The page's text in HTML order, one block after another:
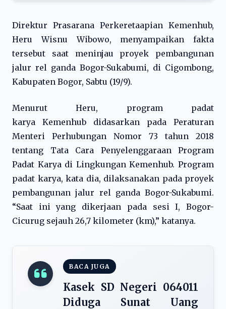
Direktur Prasarana Perkeretaapian Kemenhub,
Heru Wisnu Wibowo, menyampaikan fakta
tersebut saat meninjau proyek pembangunan
jalur rel ganda Bogor-Sukabumi, di Cigombong,
Kabupaten Bogor, Sabtu (19/9).
Menurut Heru, program padat
karya Kemenhub didasarkan pada Peraturan
Menteri Perhubungan Nomor 73 tahun 2018
tentang Tata Cara Penyelenggaraan Program
Padat Karya di Lingkungan Kemenhub. Program
padat karya, kata dia, dilaksanakan pada proyek
pembangunan jalur rel ganda Bogor-Sukabumi.
“Saat ini yang dikerjaan pada sesi I, Bogor-
Cicurug sejauh 26,7 kilometer (km),” katanya.
BACA JUGA
Kasek SD Negeri 064011
Diduga Sunat Uang